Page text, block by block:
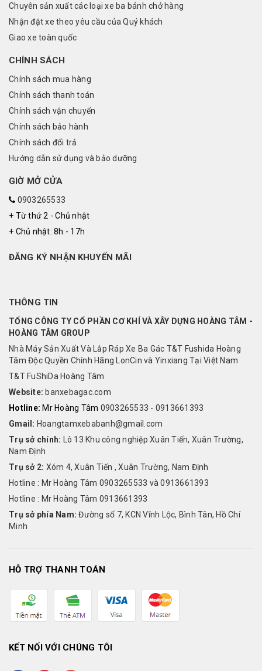
Chuyên sản xuất các loại xe ba bánh chở hàng
Nhận đặt xe theo yêu cầu của Quý khách
Giao xe toàn quốc
CHÍNH SÁCH
Chính sách mua hàng
Chính sách thanh toán
Chính sách vận chuyển
Chính sách bảo hành
Chính sách đổi trả
Hướng dẫn sử dụng và bảo dưỡng
GIỜ MỞ CỬA
0903265533
+ Từ thứ 2 - Chủ nhật
+ Chủ nhật: 8h - 17h
ĐĂNG KÝ NHẬN KHUYẾN MÃI
THÔNG TIN
TỔNG CÔNG TY CỔ PHẦN CƠ KHÍ VÀ XÂY DỰNG HOÀNG TÂM -
HOÀNG TÂM GROUP
Nhà Máy Sản Xuất Và Lắp Ráp Xe Ba Gác T&T Fushida Hoàng
Tâm Độc Quyền Chính Hãng LonCin và Yinxiang Tại Việt Nam
T&T FuShiDa Hoàng Tâm
Website: banxebagac.com
Hotline: Mr Hoàng Tâm 0903265533 - 0913661393
Gmail: Hoangtamxebabanh@gmail.com
Trụ sở chính: Lô 13 Khu công nghiệp Xuân Tiến, Xuân Trường,
Nam Định
Trụ sở 2: Xóm 4, Xuân Tiến , Xuân Trường, Nam Định
Hotline : Mr Hoàng Tâm 0903265533 và 0913661393
Hotline : Mr Hoàng Tâm 0913661393
Trụ sở phía Nam: Đường số 7, KCN Vĩnh Lộc, Bình Tân, Hồ Chí
Minh
HỖ TRỢ THANH TOÁN
KẾT NỐI VỚI CHÚNG TÔI